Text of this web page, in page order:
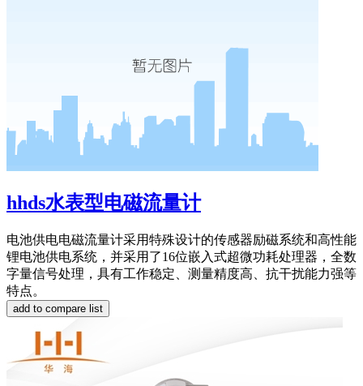
hhds水表型电磁流量计
电池供电电磁流量计采用特殊设计的传感器励磁系统和高性能
锂电池供电系统，并采用了16位嵌入式超微功耗处理器，全数
字量信号处理，具有工作稳定、测量精度高、抗干扰能力强等
特点。